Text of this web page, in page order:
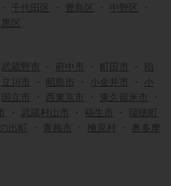
・ 千代田区 ・ 豊島区 ・ 中野区
・
黒区
武蔵野市 ・ 府中市 ・ 町田市 ・ 稲
立川市 ・ 昭島市 ・ 小金井市 ・ 小
国立市 ・ 西東京市 ・ 東久留米市
・
・ 武蔵村山市 ・ 福生市 ・
瑞穂町
出町 ・ 青梅市 ・ 檜原村 ・
奥多摩